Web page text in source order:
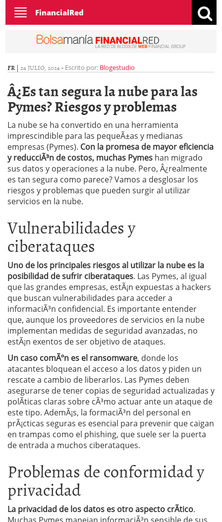
Toggle
navigation
FinancialRed
FR | 24 JULIO, 2024- Escrito por: Blogestudio
Â¿Es tan segura la nube para las
Pymes? Riesgos y problemas
La nube se ha convertido en una herramienta
imprescindible para las pequeÃ±as y medianas
empresas (Pymes). Con la promesa de mayor eficiencia
y reducciÃ³n de costos, muchas Pymes han migrado
sus datos y operaciones a la nube. Pero, Â¿realmente
es tan segura como parece? Vamos a desglosar los
riesgos y problemas que pueden surgir al utilizar
servicios en la nube.
Vulnerabilidades y
ciberataques
Uno de los principales riesgos al utilizar la nube es la
posibilidad de sufrir ciberataques. Las Pymes, al igual
que las grandes empresas, estÃ¡n expuestas a hackers
que buscan vulnerabilidades para acceder a
informaciÃ³n confidencial. Es importante entender
que, aunque los proveedores de servicios en la nube
implementan medidas de seguridad avanzadas, no
estÃ¡n exentos de ser objetivo de ataques.
Un caso comÃºn es el ransomware, donde los
atacantes bloquean el acceso a los datos y piden un
rescate a cambio de liberarlos. Las Pymes deben
asegurarse de tener copias de seguridad actualizadas y
polÃ­ticas claras sobre cÃ³mo actuar ante un ataque de
este tipo. AdemÃ¡s, la formaciÃ³n del personal en
prÃ¡cticas seguras es esencial para prevenir que caigan
en trampas como el phishing, que suele ser la puerta
de entrada a muchos ciberataques.
Problemas de conformidad y
privacidad
La privacidad de los datos es otro aspecto crÃ­tico.